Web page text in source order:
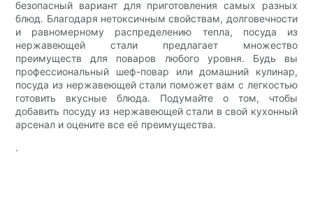
безопасный вариант для приготовления самых разных
блюд. Благодаря нетоксичным свойствам, долговечности
и равномерному распределению тепла, посуда из
нержавеющей стали предлагает множество
преимуществ для поваров любого уровня. Будь вы
профессиональный шеф-повар или домашний кулинар,
посуда из нержавеющей стали поможет вам с легкостью
готовить вкусные блюда. Подумайте о том, чтобы
добавить посуду из нержавеющей стали в свой кухонный
арсенал и оцените все её преимущества.
.